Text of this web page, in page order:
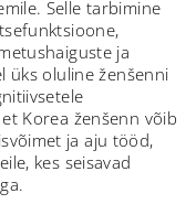
Selle tarbimine
ja
üks oluline ženšenni
Korea ženšenn võib
ja aju tööd,
kes seisavad